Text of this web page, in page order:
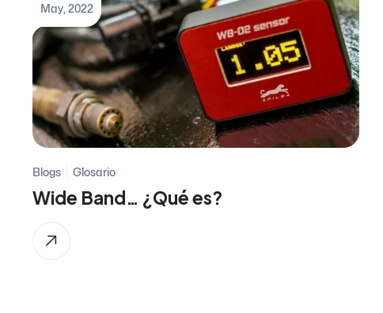
May, 2022
Blogs Glosario
Wide Band… ¿Qué es?